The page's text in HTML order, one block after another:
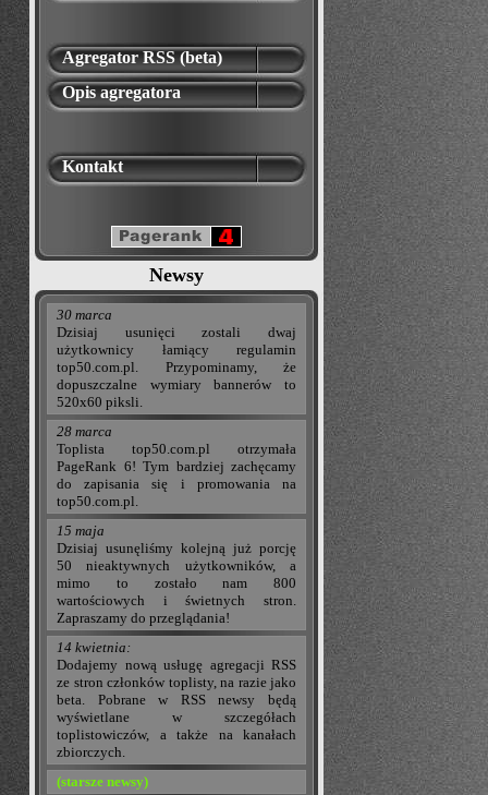
Agregator RSS (beta)
Opis agregatora
Kontakt
Newsy
30 marca
Dzisiaj usunięci zostali dwaj
użytkownicy łamiący regulamin
top50.com.pl. Przypominamy, że
dopuszczalne wymiary bannerów to
520x60 piksli.
28 marca
Toplista top50.com.pl otrzymała
PageRank 6! Tym bardziej zachęcamy
do zapisania się i promowania na
top50.com.pl.
15 maja
Dzisiaj usunęliśmy kolejną już porcję
50 nieaktywnych użytkowników, a
mimo to zostało nam 800
wartościowych i świetnych stron.
Zapraszamy do przeglądania!
14 kwietnia:
Dodajemy nową usługę agregacji RSS
ze stron członków toplisty, na razie jako
beta. Pobrane w RSS newsy będą
wyświetlane w szczegółach
toplistowiczów, a także na kanałach
zbiorczych.
(starsze newsy)